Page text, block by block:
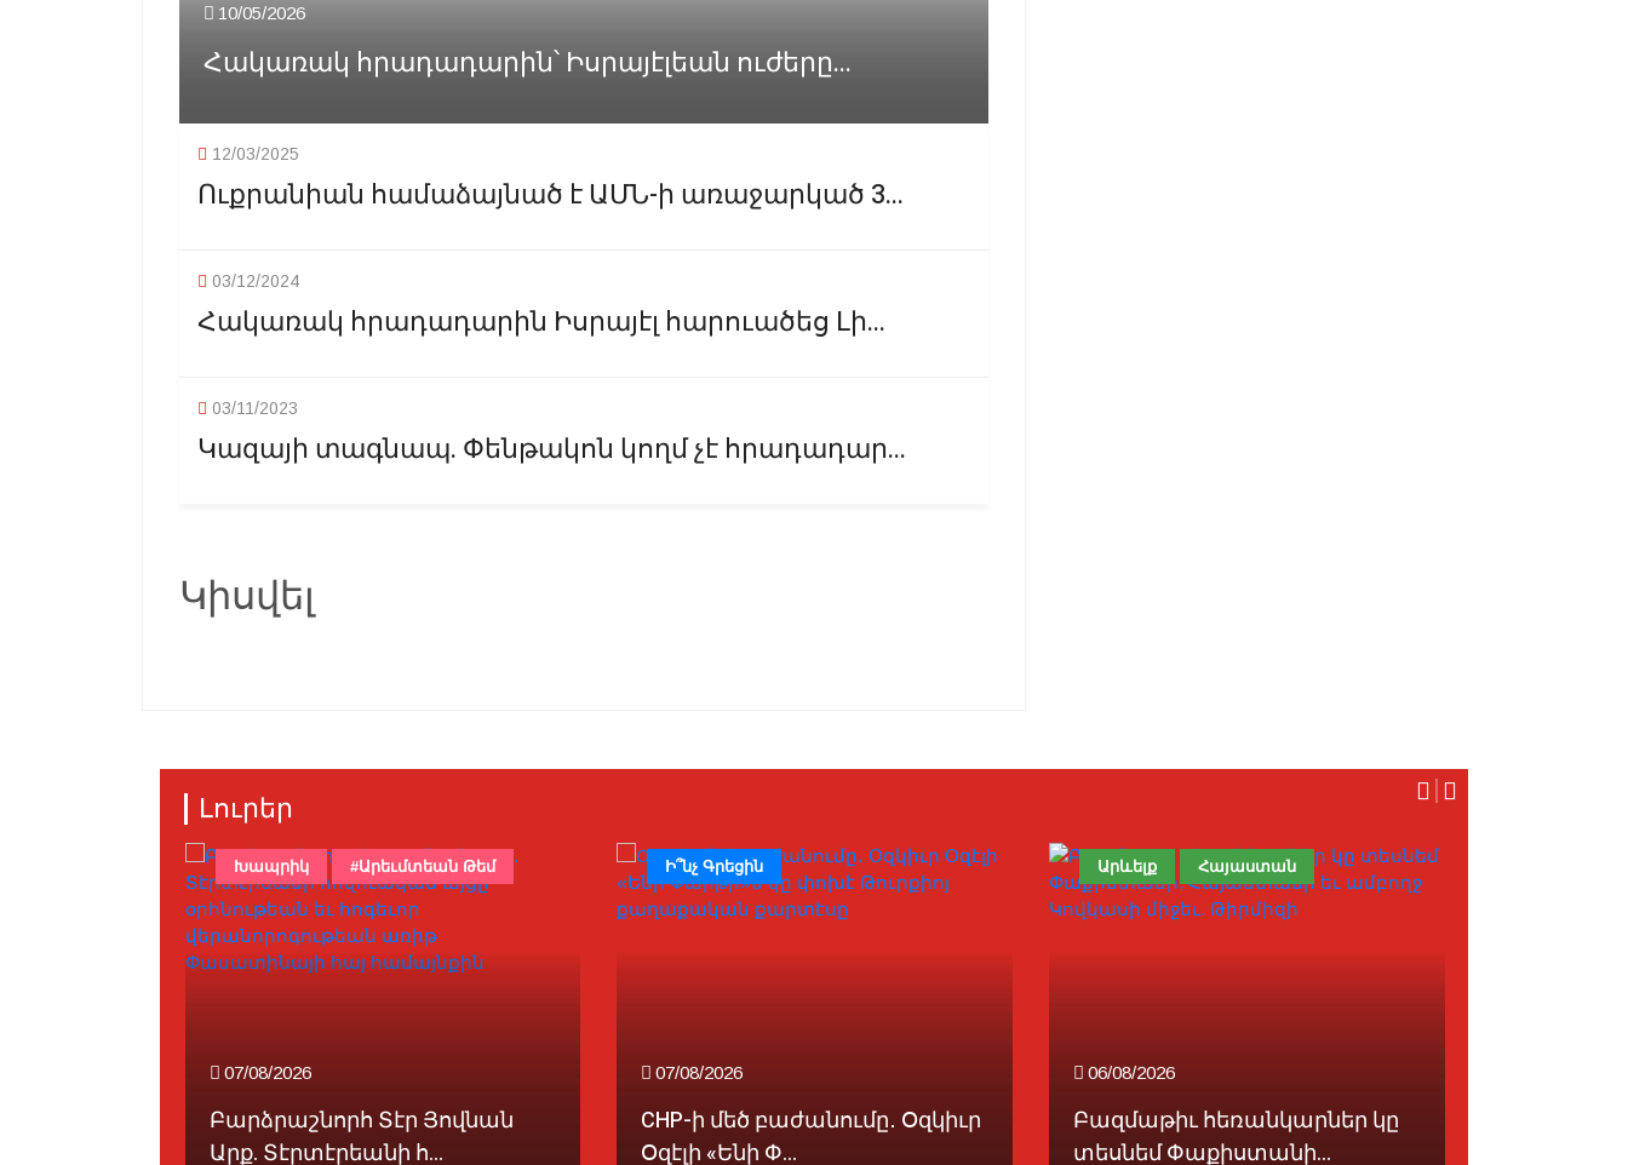
10/05/2026
Հակառակ հրադադարին՝ Իսրայէլեան ուժերը...
12/03/2025
Ուքրանիան համաձայնած է ԱՄՆ-ի առաջարկած 3...
03/12/2024
Հակառակ հրադադարին Իսրայէլ հարուածեց Լի...
03/11/2023
Կազայի տագնապ. Փենթակոն կողմ չէ հրադադար...
Կիսվել
Լուրեր
07/08/2026
Բարձրաշնորհ Տէր Յովնան
Արք. Տէրտէրեանի հ...
Խապրիկ #Արեւմտեան Թեմ
07/08/2026
CHP-ի մեծ բաժանումը․ Օզկիւր
Օզէլի «Ենի Փ...
Ի՞նչ Գրեցին
06/08/2026
Բազմաթիւ հեռանկարներ կը
տեսնեմ Փաքիստանի...
Արևելք Հայաստան